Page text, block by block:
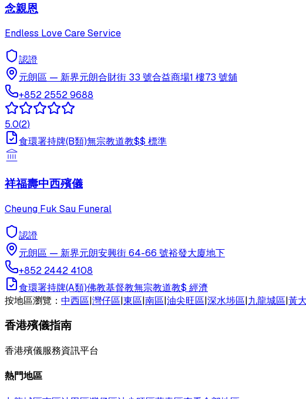
念親恩
Endless Love Care Service
認證
元朗區 — 新界元朗合財街 33 號合益商場1 樓73 號舖
+852 2552 9688
5.0(2)
食環署持牌(B類)無宗教道教$$ 標準
祥福壽中西殯儀
Cheung Fuk Sau Funeral
認證
元朗區 — 新界元朗安興街 64-66 號裕發大廈地下
+852 2442 4108
食環署持牌(A類)佛教基督教無宗教道教$ 經濟
按地區瀏覽： 中西區|灣仔區|東區|南區|油尖旺區|深水埗區|九龍城區|黃
香港殯儀指南
香港殯儀服務資訊平台
熱門地區